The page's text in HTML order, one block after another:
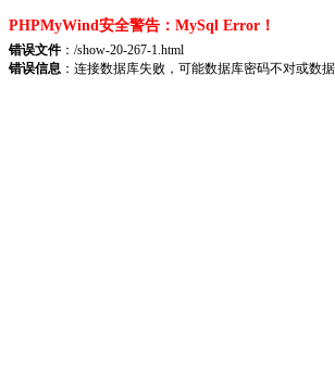
PHPMyWind安全警告：MySql Error！
错误文件：/show-20-267-1.html
错误信息 ：连接数据库失败，可能数据库密码不对或数